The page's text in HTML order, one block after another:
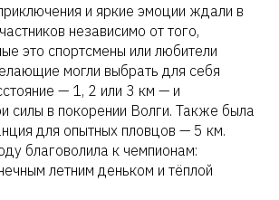
и яркие эмоции ждали в
независимо от того,
это спортсмены или любители
могли выбрать для себя
— 1, 2 или 3 км — и
силы в покорении Волги. Также была
для опытных пловцов — 5 км.
благоволила к чемпионам:
летним деньком и тёплой